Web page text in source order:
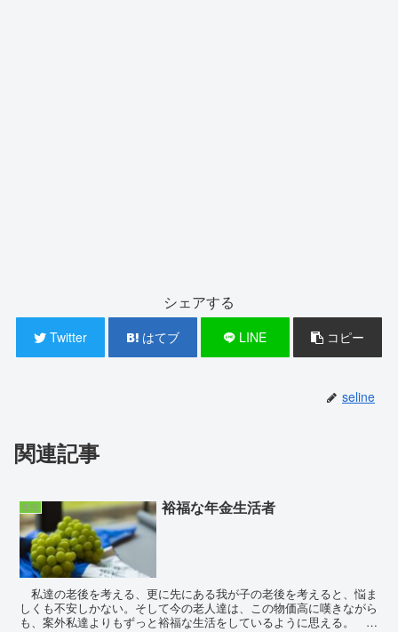
シェアする
Twitter はてブ LINE コピー
seline
関連記事
生活 裕福な年金生活者
私達の老後を考える、更に先にある我が子の老後を考えると、悩ま
しくも不安しかない。そして今の老人達は、この物価高に嘆きながら
も、案外私達よりもずっと裕福な生活をしているように思える。 実